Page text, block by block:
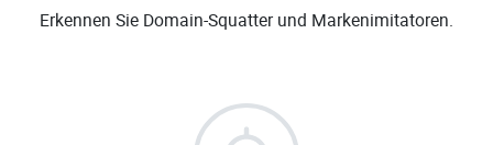
Erkennen Sie Domain-Squatter und Markenimitatoren.